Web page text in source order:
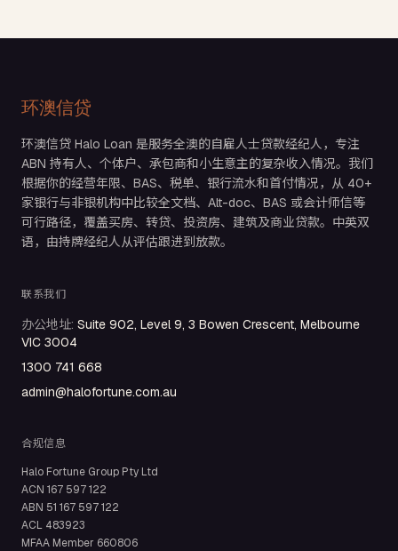
环澳信贷
环澳信贷 Halo Loan 是服务全澳的自雇人士贷款经纪人，专注
ABN 持有人、个体户、承包商和小生意主的复杂收入情况。我们
根据你的经营年限、BAS、税单、银行流水和首付情况，从 40+
家银行与非银机构中比较全文档、Alt-doc、BAS 或会计师信等
可行路径，覆盖买房、转贷、投资房、建筑及商业贷款。中英双
语，由持牌经纪人从评估跟进到放款。
联系我们
办公地址: Suite 902, Level 9, 3 Bowen Crescent, Melbourne
VIC 3004
1300 741 668
admin@halofortune.com.au
合规信息
Halo Fortune Group Pty Ltd
ACN 167 597 122
ABN 51 167 597 122
ACL 483923
MFAA Member 660806